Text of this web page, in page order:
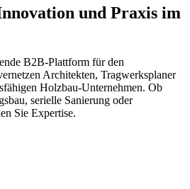
und Praxis im
B2B-Plattform für den
Architekten, Tragwerksplaner
Holzbau-Unternehmen. Ob
serielle Sanierung oder
Sie Expertise.